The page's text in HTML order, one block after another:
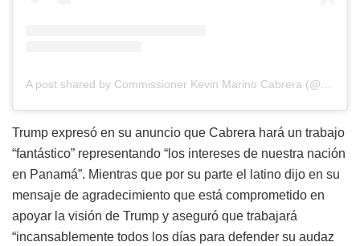
Trump expresó en su anuncio que Cabrera hará un trabajo
“fantástico” representando “los intereses de nuestra nación
en Panamá”. Mientras que por su parte el latino dijo en su
mensaje de agradecimiento que está comprometido en
apoyar la visión de Trump y aseguró que trabajará
“incansablemente todos los días para defender su audaz